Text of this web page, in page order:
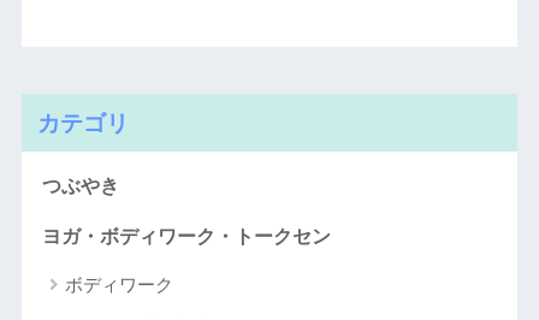
カテゴリ
つぶやき
ヨガ・ボディワーク・トークセン
ボディワーク